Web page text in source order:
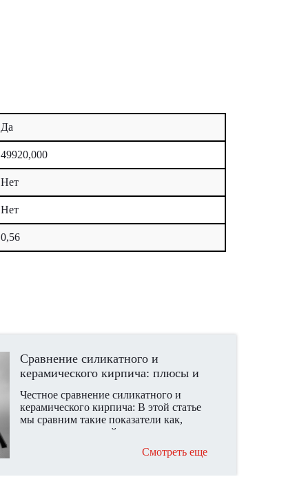
Да
49920,000
Нет
Нет
0,56
Сравнение силикатного и
керамического кирпича: плюсы и
Честное сравнение силикатного и
керамического кирпича: В этой статье
мы сравним такие показатели как,
стоимость, внешний вид,
Смотреть еще